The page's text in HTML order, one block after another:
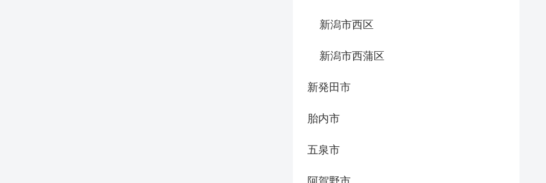
新潟市西区
新潟市西蒲区
新発田市
胎内市
五泉市